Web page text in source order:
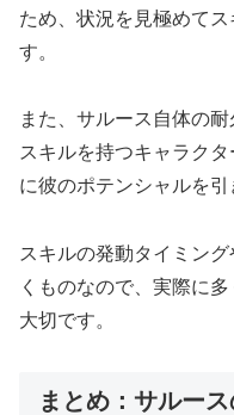
ため、状況を見極めて
す。
また、サルース自体の
スキルを持つキャラク
に彼のポテンシャルを引
スキルの発動タイミン
くものなので、実際に
大切です。
まとめ：サルー